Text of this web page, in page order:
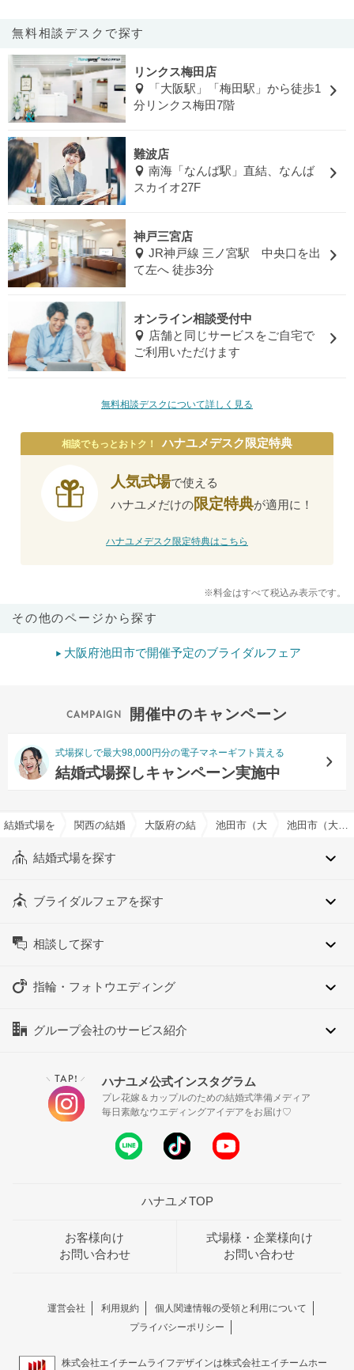
無料相談デスクで探す
リンクス梅田店
「大阪駅」「梅田駅」から徒歩1
分リンクス梅田7階
難波店
南海「なんば駅」直結、なんば
スカイオ27F
神戸三宮店
JR神戸線 三ノ宮駅 中央口を出
て左へ 徒歩3分
オンライン相談受付中
店舗と同じサービスをご自宅で
ご利用いただけます
無料相談デスクについて詳しく見る
相談でもっとおトク！ ハナユメデスク限定特典
人気式場で使える
ハナユメだけの限定特典が適用に！
ハナユメデスク限定特典はこちら
※料金はすべて税込み表示です。
その他のページから探す
大阪府池田市で開催予定のブライダルフェア
開催中のキャンペーン
式場探しで最大98,000円分の電子マネーギフト貰える
結婚式場探しキャンペーン実施中
結婚式場を探すならハナユメ
関西の結婚式場大阪府の結婚式場池田市（大阪府）の結婚式場
池田市（大阪府）のオリジナルケーキ対応可でおすすめの結婚式場・挙式会場一覧
結婚式場を探す
ブライダルフェアを探す
相談して探す
指輪・フォトウエディング
グループ会社のサービス紹介
＼ TAP! ／ ハナユメ公式インスタグラム
プレ花嫁＆カップルのための結婚式準備メディア
毎日素敵なウエディングアイデアをお届け♡
ハナユメTOP
お客様向け
お問い合わせ
式場様・企業様向け
お問い合わせ
運営会社 利用規約
個人関連情報の受領と利用について
プライバシーポリシー
株式会社エイチームライフデザインは株式会社エイチームホー